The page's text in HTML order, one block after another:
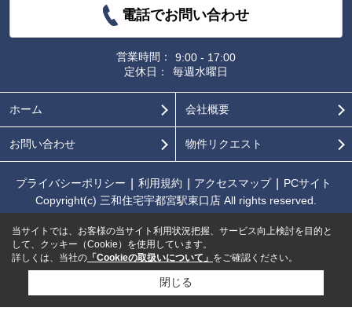
電話でお問い合わせ
営業時間：
9:00 - 17:00
定休日：
毎週水曜日
ホーム 会社概要
お問い合わせ 物件リクエスト
プライバシーポリシー 利用規約 アクセスマップ
PCサイト
Copyright(c) 三和住宅宇都宮駅東口店 All rights reserved.
当サイトでは、お客様の当サイト利用状況把握、サービス向上検討を目的と
して、クッキー（Cookie）を使用しています。
詳しくは、当社の 「Cookieの取扱いについて」 をご確認ください。
閉じる